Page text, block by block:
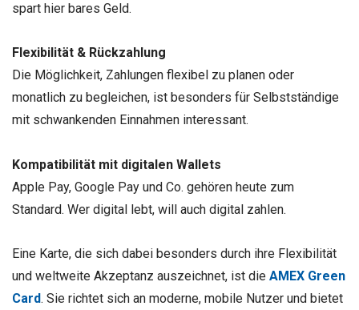
spart hier bares Geld.
Flexibilität & Rückzahlung
Die Möglichkeit, Zahlungen flexibel zu planen oder
monatlich zu begleichen, ist besonders für Selbstständige
mit schwankenden Einnahmen interessant.
Kompatibilität mit digitalen Wallets
Apple Pay, Google Pay und Co. gehören heute zum
Standard. Wer digital lebt, will auch digital zahlen.
Eine Karte, die sich dabei besonders durch ihre Flexibilität
und weltweite Akzeptanz auszeichnet, ist die AMEX Green
Card. Sie richtet sich an moderne, mobile Nutzer und bietet